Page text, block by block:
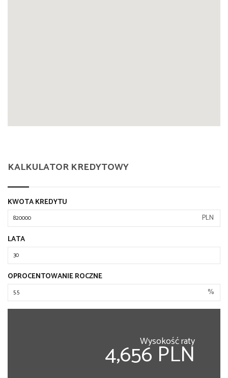
KALKULATOR KREDYTOWY
KWOTA KREDYTU
PLN
LATA
OPROCENTOWANIE ROCZNE
%
Wysokość raty
4,656 PLN